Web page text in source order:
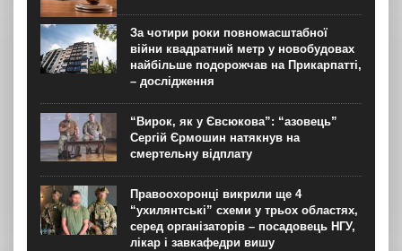
За чотири роки повномасштабної
війни квадратний метр у новобудовах
найбільше подорожчав на Прикарпатті,
– дослідження
“Вирок, як у Євсюкова”: “азовець”
Сергій Єрмошин натякнув на
смертельну відплату
Правоохоронці викрили ще 4
“ухилянтські” схеми у трьох областях,
серед організаторів – посадовець НГУ,
лікар і завкафедри вишу